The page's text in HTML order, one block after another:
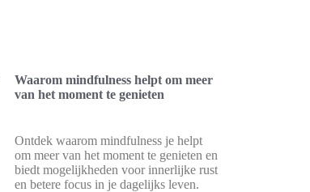
Waarom mindfulness helpt om meer
van het moment te genieten
Ontdek waarom mindfulness je helpt
om meer van het moment te genieten en
biedt mogelijkheden voor innerlijke rust
en betere focus in je dagelijks leven.